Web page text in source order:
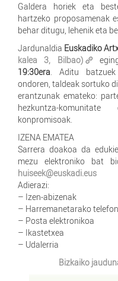
Galdera horiek eta
hartzeko proposamenak
behar ditugu, lehenik eta
Jardunaldia Euskadiko
kalea 3, Bilbao)
19:30era. Aditu batzuek
ondoren, taldeak sortuko
erantzunak emateko:
hezkuntza-
konpromisoak.
IZENA EMATEA
Sarrera doakoa da
mezu elektroniko bat
huiseek@euskadi.eus
Adierazi:
– Izen-abizenak
– Harremanetarako
– Posta elektronikoa
– Ikastetxea
– Udalerria
Bizkaiko